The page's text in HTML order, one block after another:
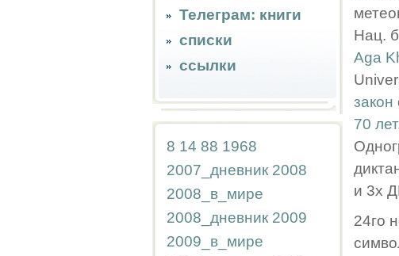
Телеграм: книги
списки
ссылки
8 14 88 1968
2007_дневник 2008
2008_в_мире
2008_дневник 2009
2009_в_мире
Нац.
Aga
закон
70 лет
и 3х
24го